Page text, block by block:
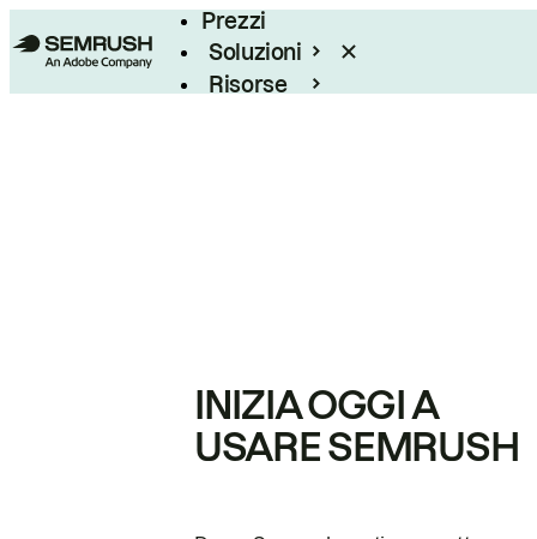
Prezzi
Soluzioni
Risorse
INIZIA OGGI A
USARE SEMRUSH